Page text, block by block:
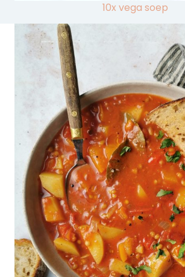
10x vega soep